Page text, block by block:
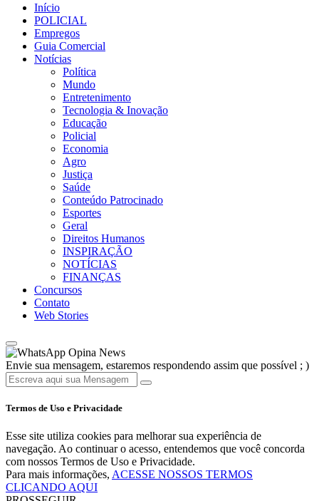
Início
POLICIAL
Empregos
Guia Comercial
Notícias
Política
Mundo
Entretenimento
Tecnologia & Inovação
Educação
Policial
Economia
Agro
Justiça
Saúde
Conteúdo Patrocinado
Esportes
Geral
Direitos Humanos
INSPIRAÇÃO
NOTÍCIAS
FINANÇAS
Concursos
Contato
Web Stories
Opina News
Envie sua mensagem, estaremos respondendo assim que possível ; )
Termos de Uso e Privacidade
Esse site utiliza cookies para melhorar sua experiência de
navegação. Ao continuar o acesso, entendemos que você concorda
com nossos Termos de Uso e Privacidade.
Para mais informações, ACESSE NOSSOS TERMOS
CLICANDO AQUI